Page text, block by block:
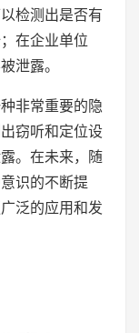
检测出是否有
在企业单位
泄露。
非常重要的隐
窃听和定位设
。在未来，随
识的不断提
泛的应用和发